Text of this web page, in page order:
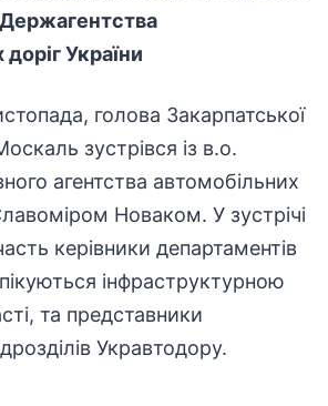
України
голова Закарпатської
зустрівся із в.о.
агентства автомобільних
Новаком. У зустрічі
керівники департаментів
інфраструктурною
та представники
Укравтодору.